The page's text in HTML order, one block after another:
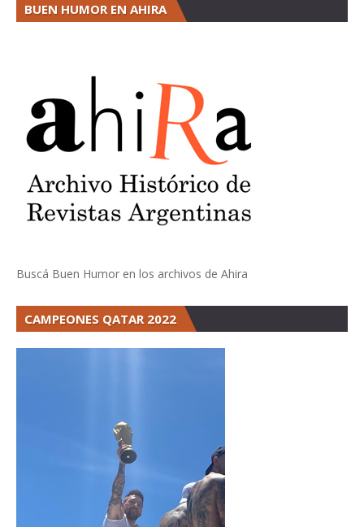
BUEN HUMOR EN AHIRA
Buscá Buen Humor en los archivos de Ahira
CAMPEONES QATAR 2022